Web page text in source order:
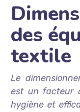
des
textile
Le
est un facteur
hygiène et